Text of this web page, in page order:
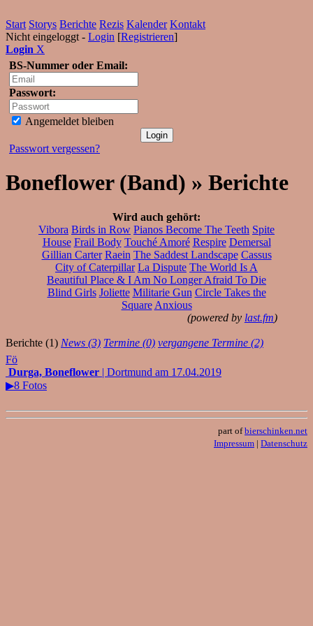
Start Storys Berichte Rezis Kalender Kontakt
Nicht eingeloggt - Login [Registrieren]
Login X
BS-Nummer oder Email:
Passwort:
Angemeldet bleiben
Passwort vergessen?
Boneflower (Band) » Berichte
Wird auch gehört:
Vibora Birds in Row Pianos Become The Teeth Spite
House Frail Body Touché Amoré Respire Demersal
Gillian Carter Raein The Saddest Landscape Cassus
City of Caterpillar La Dispute The World Is A
Beautiful Place & I Am No Longer Afraid To Die
Blind Girls Joliette Militarie Gun Circle Takes the
Square Anxious
(powered by last.fm)
Berichte (1) News (3) Termine (0) vergangene Termine (2)
Fö
Durga, Boneflower | Dortmund am 17.04.2019
▶8 Fotos
part ofbierschinken.net
Impressum | Datenschutz